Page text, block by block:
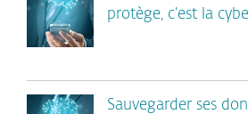
protège, c’est la
Sauvegarder ses